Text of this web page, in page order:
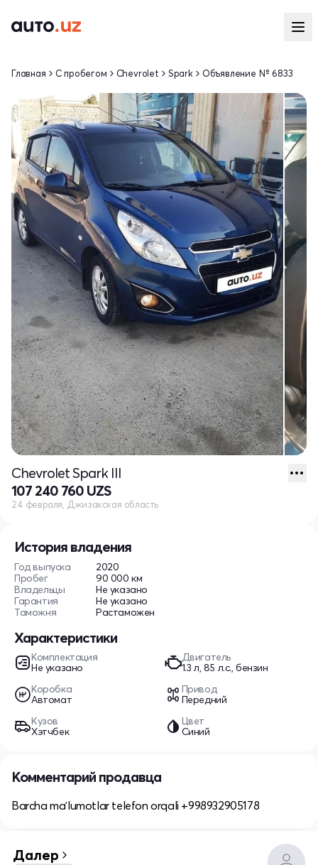
История владения
Год выпуска
2020
Пробег
90 000 км
Владельцы
Не указано
Гарантия
Не указано
Таможня
Растаможен
Характеристики
Комплектация
Не указано
Двигатель
1.3 л, 85 л.с., бензин
Коробка
Автомат
Привод
Передний
Кузов
Хэтчбек
Цвет
Синий
Главная С пробегом Chevrolet Spark Объявление № 6833
Chevrolet Spark III
107 240 760 UZS
24 февраля, Джизакская область
Комментарий продавца
Barcha maʼlumotlar telefon orqali +998932905178
Далер